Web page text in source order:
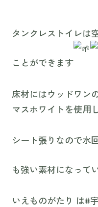
タンクレストイレは
ことができます
床材にはウッドワン
マスホワイトを使用
シート張りなので水
も強い素材になって
いえものがたり は#